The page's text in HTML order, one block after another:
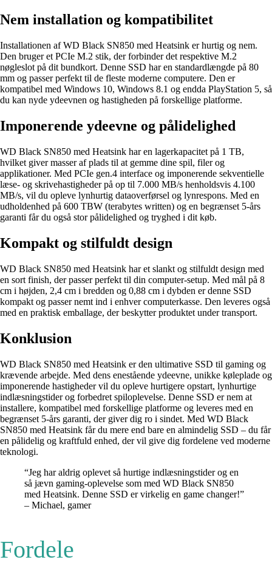
Nem installation og kompatibilitet
Installationen af WD Black SN850 med Heatsink er hurtig og nem.
Den bruger et PCIe M.2 stik, der forbinder det respektive M.2
nøgleslot på dit bundkort. Denne SSD har en standardlængde på 80
mm og passer perfekt til de fleste moderne computere. Den er
kompatibel med Windows 10, Windows 8.1 og endda PlayStation 5, så
du kan nyde ydeevnen og hastigheden på forskellige platforme.
Imponerende ydeevne og pålidelighed
WD Black SN850 med Heatsink har en lagerkapacitet på 1 TB,
hvilket giver masser af plads til at gemme dine spil, filer og
applikationer. Med PCIe gen.4 interface og imponerende sekventielle
læse- og skrivehastigheder på op til 7.000 MB/s henholdsvis 4.100
MB/s, vil du opleve lynhurtig dataoverførsel og lynrespons. Med en
udholdenhed på 600 TBW (terabytes written) og en begrænset 5-års
garanti får du også stor pålidelighed og tryghed i dit køb.
Kompakt og stilfuldt design
WD Black SN850 med Heatsink har et slankt og stilfuldt design med
en sort finish, der passer perfekt til din computer-setup. Med mål på 8
cm i højden, 2,4 cm i bredden og 0,88 cm i dybden er denne SSD
kompakt og passer nemt ind i enhver computerkasse. Den leveres også
med en praktisk emballage, der beskytter produktet under transport.
Konklusion
WD Black SN850 med Heatsink er den ultimative SSD til gaming og
krævende arbejde. Med dens enestående ydeevne, unikke køleplade og
imponerende hastigheder vil du opleve hurtigere opstart, lynhurtige
indlæsningstider og forbedret spiloplevelse. Denne SSD er nem at
installere, kompatibel med forskellige platforme og leveres med en
begrænset 5-års garanti, der giver dig ro i sindet. Med WD Black
SN850 med Heatsink får du mere end bare en almindelig SSD – du får
en pålidelig og kraftfuld enhed, der vil give dig fordelene ved moderne
teknologi.
“Jeg har aldrig oplevet så hurtige indlæsningstider og en
så jævn gaming-oplevelse som med WD Black SN850
med Heatsink. Denne SSD er virkelig en game changer!”
– Michael, gamer
Fordele